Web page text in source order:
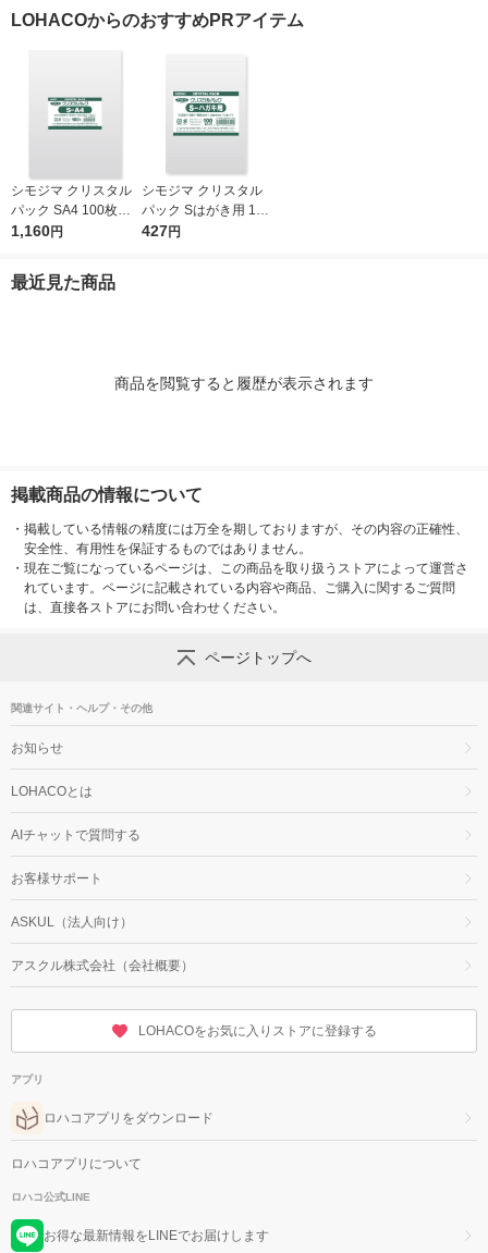
リジナル
LOHACOからのおすすめPRアイテム
シモジマ クリスタル
パック SA4 100枚入 6
739200 1袋(100枚入)
1,160円
シモジマ クリスタル
パック Sはがき用 100
枚入 6751700 1袋(10
427円
最近見た商品
商品を閲覧すると履歴が表示されます
掲載商品の情報について
・ 掲載している情報の精度には万全を期しておりますが、その内容の正確性、
安全性、有用性を保証するものではありません。
・ 現在ご覧になっているページは、この商品を取り扱うストアによって運営さ
れています。ページに記載されている内容や商品、ご購入に関するご質問
は、直接各ストアにお問い合わせください。
ページトップへ
関連サイト・ヘルプ・その他
お知らせ
LOHACOとは
AIチャットで質問する
お客様サポート
ASKUL（法人向け）
アスクル株式会社（会社概要）
LOHACOをお気に入りストアに登録する
アプリ
ロハコアプリをダウンロード
ロハコアプリについて
ロハコ公式LINE
お得な最新情報をLINEでお届けします